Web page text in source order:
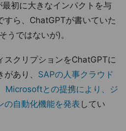
初に大きなインパクトを与
すら、ChatGPTが書いていた
うではないが)。
スクリプションをChatGPTに
あり、 SAPの人事クラウド
Microsoftとの提携により、ジ
の自動化機能を発表 してい